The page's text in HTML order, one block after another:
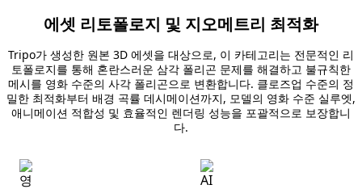
에셋 리토폴로지 및 지오메트리 최적화
Tripo가 생성한 원본 3D 에셋을 대상으로, 이 카테고리는 전문적인 리
토폴로지를 통해 혼란스러운 삼각 폴리곤 문제를 해결하고 불규칙한
메시를 영화 수준의 사각 폴리곤으로 변환합니다. 클로즈업 수준의 정
밀한 최적화부터 배경 곡률 데시메이션까지, 모델의 영화 수준 실루엣,
애니메이션 적합성 및 효율적인 렌더링 성능을 포괄적으로 보장합니
다.